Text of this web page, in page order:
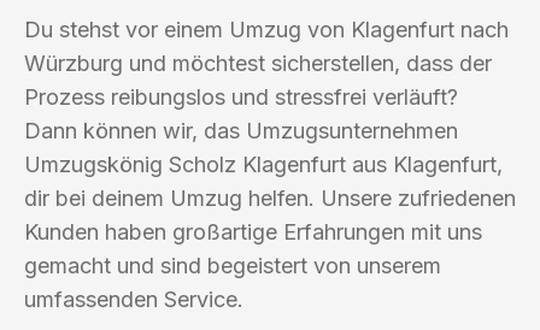
Du stehst vor einem Umzug von Klagenfurt nach
Würzburg und möchtest sicherstellen, dass der
Prozess reibungslos und stressfrei verläuft?
Dann können wir, das Umzugsunternehmen
Umzugskönig Scholz Klagenfurt aus Klagenfurt,
dir bei deinem Umzug helfen. Unsere zufriedenen
Kunden haben großartige Erfahrungen mit uns
gemacht und sind begeistert von unserem
umfassenden Service.